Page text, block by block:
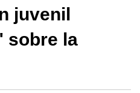
juvenil
sobre la